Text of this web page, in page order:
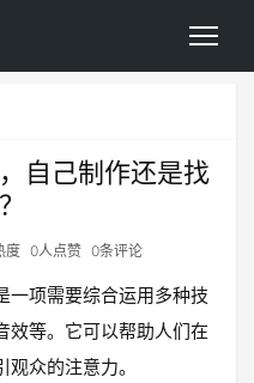
自己制作还是找
度 0人点赞 0条评论
一项需要综合运用多种技
效等。它可以帮助人们在
众的注意力。